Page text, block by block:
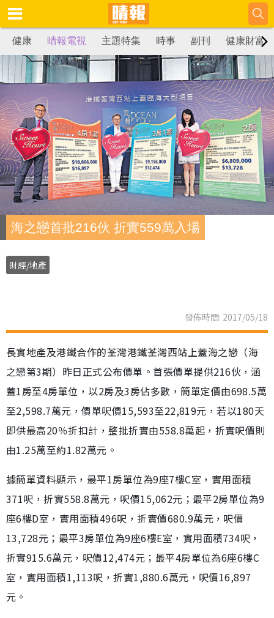
健康 晴報電視 主題特集 時事 副刊 健康財富
海之戀首批216伙 折實559萬入場
財經/地產
發佈時間: 2017/05/18
長實地產及港鐵合作的荃灣港鐵荃灣西站上蓋海之戀（海
之戀第3期）昨日正式公布價單。首張價單提供216伙，涵
蓋1房至4房單位，以2房及3房佔多數，簡單定價由698.5萬
至2,598.7萬元，價單呎價15,593至22,819元，若以180天
即供最高20％折扣計，整批折實由558.8萬起，折實呎價則
由1.25萬至約1.82萬元。
據簡單資料顯示，最平1房單位為9座7樓C室，實用面積
371呎，折實558.8萬元，呎價15,062元；最平2房單位為9
座6樓D室，實用面積496呎，折實價680.9萬元，呎價
13,728元；最平3房單位為9座6樓E室，實用面積734呎，
折實915.6萬元，呎價12,474元；最平4房單位為6座6樓C
室，實用面積1,113呎，折實1,880.6萬元，呎價16,897
元。